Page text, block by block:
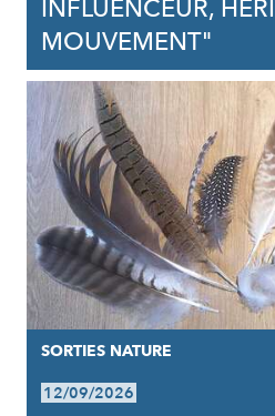
INFLUENCEUR,
MOUVEMENT"
SORTIES NATURE
12/09/2026